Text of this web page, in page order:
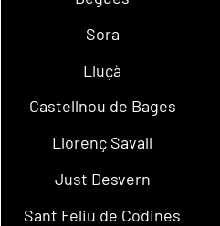
Sora
Lluçà
Castellnou de Bages
Llorenç Savall
Just Desvern
Sant Feliu de Codines